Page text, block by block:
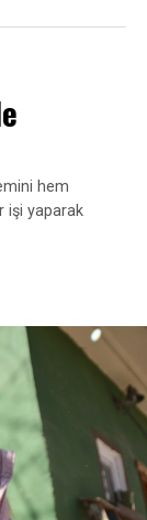
için bizde bu
çeşit üründe
veriyorum.
Bizde
geçti”
ise, 2002
120 milyon
görmüyoruz.
bu potansiyeli
atmak
hem
işi yaparak